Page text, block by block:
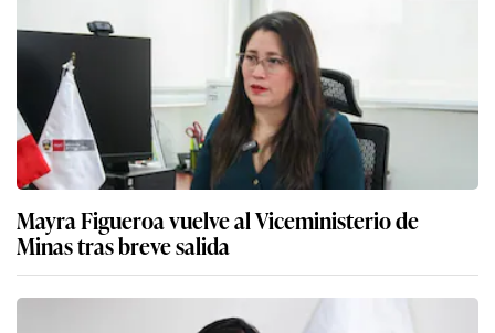
Mayra Figueroa vuelve al Viceministerio de
Minas tras breve salida